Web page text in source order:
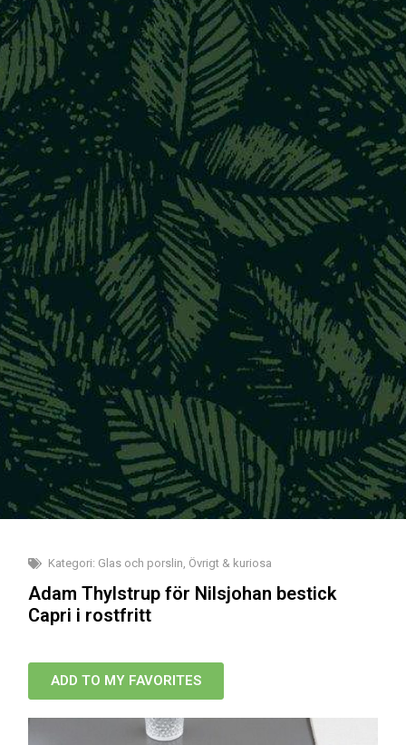
Kategori: Glas och porslin Övrigt & kuriosa
Adam Thylstrup för Nilsjohan bestick
Capri i rostfritt
ADD TO MY FAVORITES